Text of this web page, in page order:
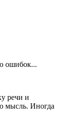
ошибок...
речи и
мысль. Иногда